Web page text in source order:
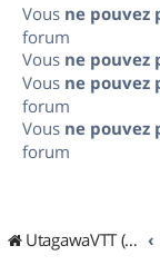
Vous ne pouvez
forum
Vous ne pouvez
Vous ne pouvez
forum
Vous ne pouvez
forum
UtagawaVTT (Randos VTT et VTTAE avec traces GPS)